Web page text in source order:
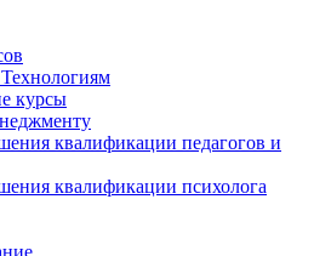
курсы
квалификации педагогов и
квалификации психолога